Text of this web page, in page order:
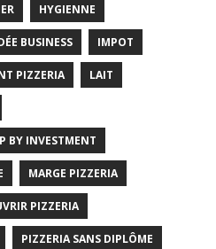
HYGIENNE
BUSINESS IMPOT
PIZZERIA LAIT
BY INVESTMENT
MARGE PIZZERIA
PIZZERIA
PIZZERIA SANS DIPLÔME